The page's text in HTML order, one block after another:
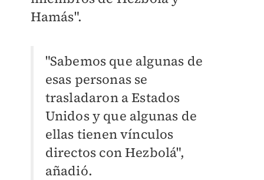
Hamás".
"Sabemos que algunas de
esas personas se
trasladaron a Estados
Unidos y que algunas de
ellas tienen vínculos
directos con Hezbolá",
añadió.